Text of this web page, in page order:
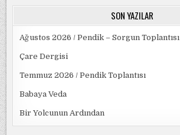
SON YAZILAR
Ağustos 2026 / Pendik – Sorgun Toplantısı
Çare Dergisi
Temmuz 2026 / Pendik Toplantısı
Babaya Veda
Bir Yolcunun Ardından